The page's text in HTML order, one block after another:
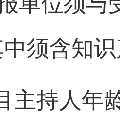
须含知
主持人年